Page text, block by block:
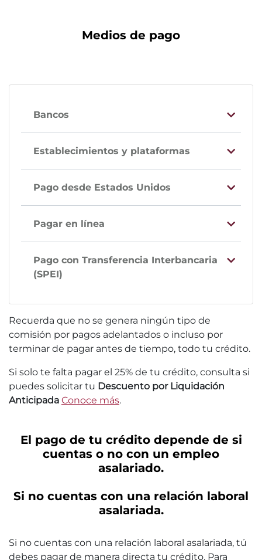
Medios de pago
Bancos
Establecimientos y plataformas
Pago desde Estados Unidos
Pagar en línea
Pago con Transferencia Interbancaria
(SPEI)
Recuerda que no se genera ningún tipo de
comisión por pagos adelantados o incluso por
terminar de pagar antes de tiempo, todo tu crédito.
Si solo te falta pagar el 25% de tu crédito, consulta si
puedes solicitar tu Descuento por Liquidación
Anticipada Conoce más.
El pago de tu crédito depende de si
cuentas o no con un empleo
asalariado.
Si no cuentas con una relación laboral
asalariada.
Si no cuentas con una relación laboral asalariada, tú
debes pagar de manera directa tu crédito. Para